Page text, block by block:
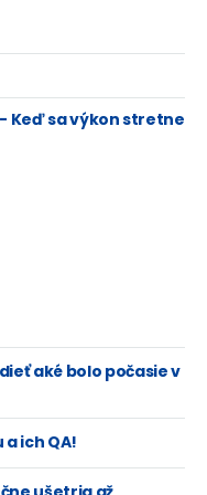
- Keď sa výkon stretne
aké bolo počasie v
ich QA!